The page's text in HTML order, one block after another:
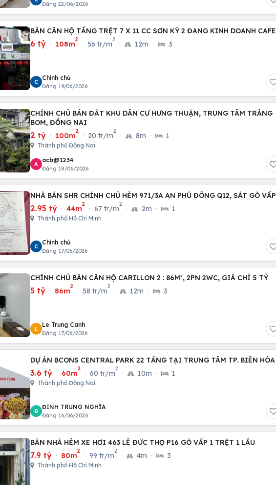
Đăng 22/06/2026
BÁN CĂN HỘ TẦNG TRỆT 7 X 11 CC SƠN KỲ 2 ĐANG KINH DOANH CAFE
6 tỷ · 108m
2
· 56 tr/m
2
· 12m · 3
C
Chính chủ
Đăng 19/06/2026
CHÍNH CHỦ BÁN ĐẤT KHU DÂN CƯ HƯNG THUẬN, TRUNG TÂM TRẢNG
BOM, ĐỒNG NAI
2 tỷ · 100m
2
· 20 tr/m
2
· 8m · 1
Thành phố Đồng Nai
A
acb@1234
Đăng 18/06/2026
NHÀ BÁN SHR CHÍNH CHỦ HẺM 971/3A AN PHÚ ĐÔNG Q12, SÁT GÒ VẤP
2.95 tỷ · 44m
2
· 67 tr/m
2
· 2m · 1
Thành phố Hồ Chí Minh
C
Chính chủ
Đăng 17/06/2026
CHÍNH CHỦ BÁN CĂN HỘ CARILLON 2 : 86M², 2PN 2WC, GIÁ CHỈ 5 TỶ
5 tỷ · 86m
2
· 58 tr/m
2
· 12m · 3
L
Le Trung Canh
Đăng 17/06/2026
DỰ ÁN BCONS CENTRAL PARK 22 TẦNG TẠI TRUNG TÂM TP. BIÊN HÒA
3.6 tỷ · 60m
2
· 60 tr/m
2
· 10m · 1
Thành phố Đồng Nai
Đ
ĐINH TRUNG NGHĨA
Đăng 16/06/2026
BÁN NHÀ HẺM XE HƠI 463 LÊ ĐỨC THỌ P16 GÒ VẤP 1 TRỆT 1 LẦU
7.9 tỷ · 80m
2
· 99 tr/m
2
· 4m · 3
Thành phố Hồ Chí Minh